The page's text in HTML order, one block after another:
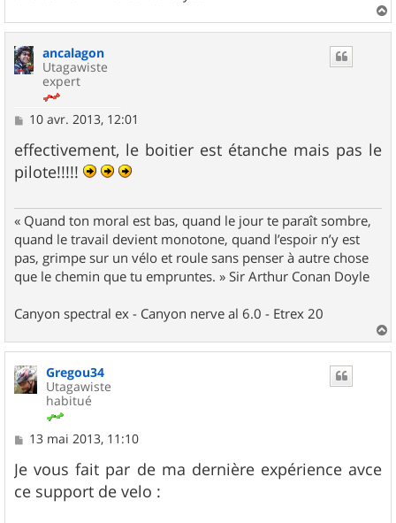
a
ancalagon
Utagawiste
expert
M
s
s
a
10 avr. 2013, 12:01
effectivement, le boitier est étanche mais pas le
pilote!!!!!
« Quand ton moral est bas, quand le jour te paraît sombre,
quand le travail devient monotone, quand l’espoir n’y est
pas, grimpe sur un vélo et roule sans penser à autre chose
que le chemin que tu empruntes. » Sir Arthur Conan Doyle
Canyon spectral ex - Canyon nerve al 6.0 - Etrex 20
a
Gregou34
Utagawiste
habitué
M
s
s
a
13 mai 2013, 11:10
Je vous fait par de ma dernière expérience avce
ce support de velo :